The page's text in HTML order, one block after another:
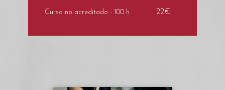
Curso no acreditado - 100 h 22€